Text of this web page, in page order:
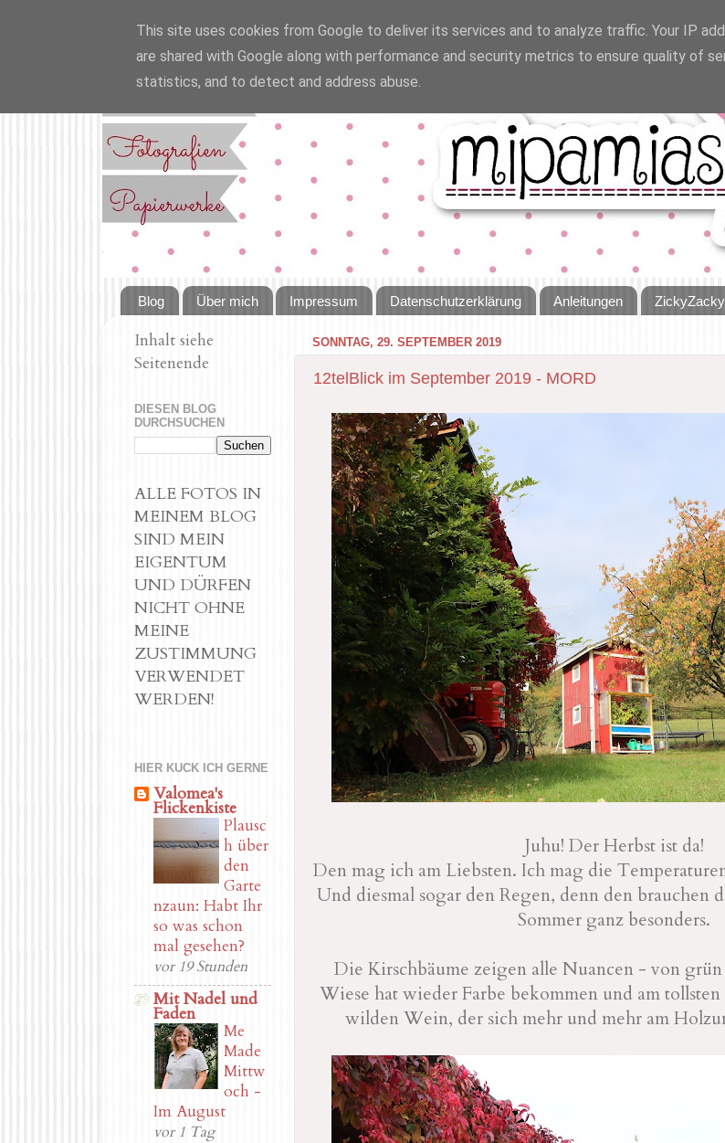
Blog Über mich Impressum Datenschutzerklärung Anleitungen
SONNTAG, 29. SEPTEMBER 2019
12telBlick im September 2019 - MORD
Juhu! Der Herbst ist da!
Den mag ich am Liebsten. Ich mag die
Und diesmal sogar den Regen, denn den brauchen
Sommer ganz besonders.
Die Kirschbäume zeigen alle Nuancen - von
Wiese hat wieder Farbe bekommen und am
wilden Wein, der sich mehr und mehr am
Inhalt siehe
Seitenende
DIESEN BLOG
DURCHSUCHEN
ALLE FOTOS IN
MEINEM BLOG
SIND MEIN
EIGENTUM
UND DÜRFEN
NICHT OHNE
MEINE
ZUSTIMMUNG
VERWENDET
WERDEN!
HIER KUCK ICH GERNE
Valomea's
Flickenkiste
Plausc
h über
den
Garte
nzaun: Habt Ihr
so was schon
mal gesehen?
vor 19 Stunden
Mit Nadel und
Faden
Me
Made
Mittw
och -
Im August
vor 1 Tag
This site uses cookies from Google to deliver its services and to analyze traffic. Your IP
are shared with Google along with performance and security metrics to ensure quality of
statistics, and to detect and address abuse.